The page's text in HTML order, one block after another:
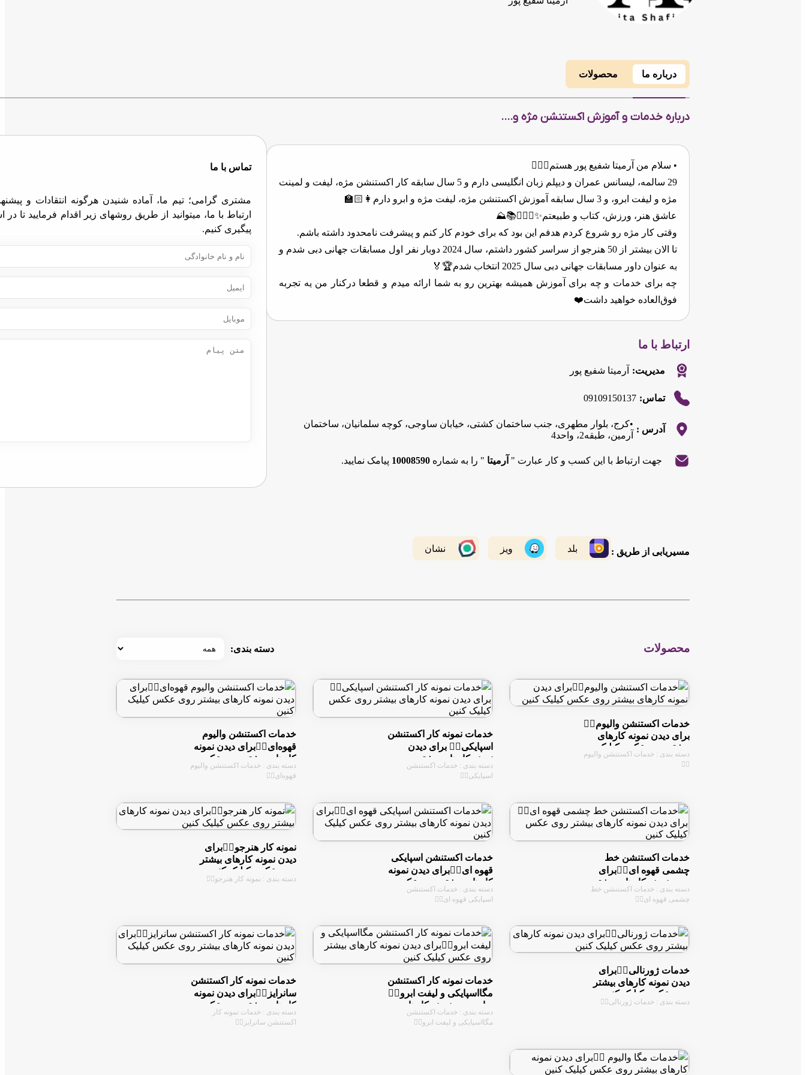
درباره ما محصولات
درباره خدمات و آموزش اکستنشن مژه و....
• سلام من آرمیتا شفیع پور هستم🙋🏻‍♀️
⁠29 سالمه، لیسانس عمران و دیپلم زبان انگلیسی دارم و 5 سال سابقه کار اکستنشن مژه، لیفت و لمینت
مژه و لیفت ابرو، و 3 سال سابقه آموزش اکستنشن مژه، لیفت مژه و ابرو دارم👩🏻‍🏫
عاشق هنر، ورزش، کتاب و طبیعتم✨🏋🏻‍♀️📚⛰️
وقتی کار مژه رو شروع کردم هدفم این بود که برای خودم کار کنم و پیشرفت نامحدود داشته باشم.
تا الان بیشتر از 50 هنرجو از سراسر کشور داشتم، سال 2024 دوبار نفر اول مسابقات جهانی دبی شدم و
به عنوان داور مسابقات جهانی دبی سال 2025 انتخاب شدم🏆🏅
چه برای خدمات و چه برای آموزش همیشه بهترین رو به شما ارائه میدم و قطعا درکنار من یه تجربه
فوق‌العاده خواهید داشت❤️
ارتباط با ما
مدیریت: آرمیتا شفیع پور
تماس: 09109150137
آدرس :
•کرج، بلوار مطهری، جنب ساختمان کشتی، خیابان ساوجی، کوچه سلمانیان، ساختمان
آرمین، طبقه2، واحد4
جهت ارتباط با این کسب و کار عبارت " آرمیتا " را به شماره 10008590 پیامک نمایید.
تماس با ما
مشتری گرامی؛ تیم ما، آماده شنیدن هرگونه انتقادات و
ارتباط با ما، میتوانید از طریق روشهای زیر اقدام فرمایید تا
پیگیری کنیم.
مسیریابی از طریق : بلد ویز نشان
محصولات دسته بندی:
خدمات اکستنشن والیوم👇🏻
برای دیدن نمونه کارهای
بیشتر روی عکس کیلیک
کنین
دسته بندی : خدمات اکستنشن والیوم
👇🏻
خدمات نمونه کار اکستنشن
اسپایکی👇🏻 برای دیدن
نمونه کارهای بیشتر روی
عکس کیلیک کنین
دسته بندی : خدمات اکستنشن
اسپایکی👇🏻
خدمات اکستنشن والیوم
قهوه‌ای👇🏻برای دیدن نمونه
کارهای بیشتر روی عکس
کیلیک کنین
دسته بندی : خدمات اکستنشن والیوم
قهوه‌ای👇🏻
خدمات اکستنشن خط
چشمی قهوه ای👇🏻برای
دیدن نمونه کارهای بیشتر
روی عکس کیلیک کنین
دسته بندی : خدمات اکستنشن خط
چشمی قهوه ای👇🏻
خدمات اکستنشن اسپایکی
قهوه ای👇🏻برای دیدن نمونه
کارهای بیشتر روی عکس
کیلیک کنین
دسته بندی : خدمات اکستنشن
اسپایکی قهوه ای👇🏻
نمونه کار هنرجو👇🏻برای
دیدن نمونه کارهای بیشتر
روی عکس کیلیک کنین
دسته بندی : نمونه کار هنرجو👇🏻
خدمات ژورنالی👇🏻برای
دیدن نمونه کارهای بیشتر
روی عکس کیلیک کنین
دسته بندی : خدمات ژورنالی👇🏻
خدمات نمونه کار اکستنشن
مگااسپایکی و لیفت ابرو👇🏻
برای دیدن نمونه کارهای
بیشتر روی عکس کیلیک
کنین
دسته بندی : خدمات اکستنشن
مگااسپایکی و لیفت ابرو👇🏻
خدمات نمونه کار اکستنشن
سانرایز👇🏻برای دیدن نمونه
کارهای بیشتر روی عکس
کیلیک کنین
دسته بندی : خدمات نمونه کار
اکستنشن سانرایز👇🏻